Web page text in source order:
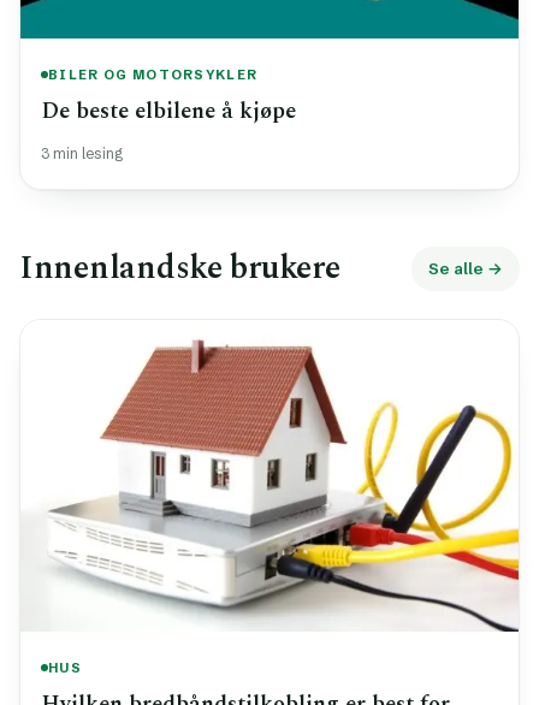
BILER OG MOTORSYKLER
De beste elbilene å kjøpe
3 min lesing
Innenlandske brukere Se alle →
HUS